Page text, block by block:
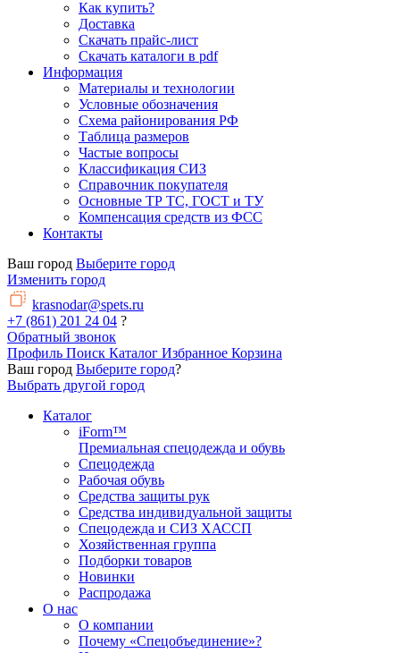
Как купить?
Доставка
Скачать прайс-лист
Скачать каталоги в pdf
Информация
Материалы и технологии
Условные обозначения
Схема районирования РФ
Таблица размеров
Частые вопросы
Классификация СИЗ
Справочник покупателя
Основные ТР ТС, ГОСТ и ТУ
Компенсация средств из ФСС
Контакты
Ваш город Выберите город
Изменить город
krasnodar@spets.ru
+7 (861) 201 24 04 ?
Обратный звонок
Профиль Поиск Каталог Избранное Корзина
Ваш город Выберите город?
Выбрать другой город
Каталог
iForm™
Премиальная спецодежда и обувь
Спецодежда
Рабочая обувь
Средства защиты рук
Средства индивидуальной защиты
Спецодежда и СИЗ ХАССП
Хозяйственная группа
Подборки товаров
Новинки
Распродажа
О нас
О компании
Почему «Спецобъединение»?